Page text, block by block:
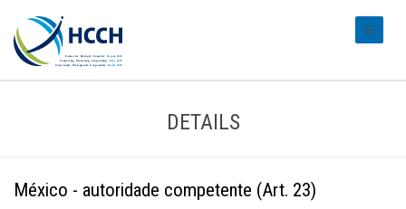
DETAILS
México - autoridade competente (Art. 23)